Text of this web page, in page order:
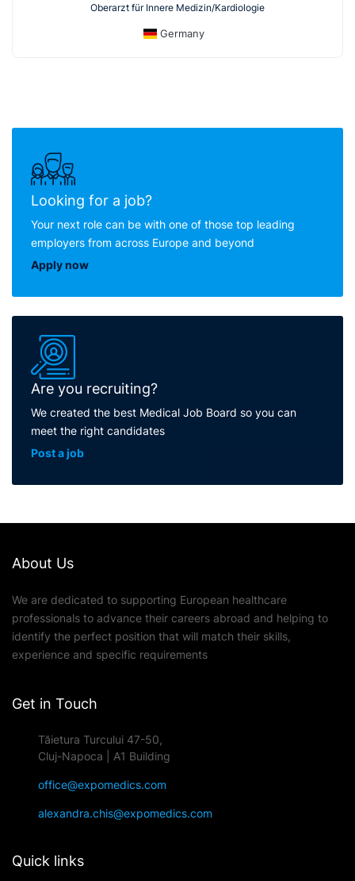
Oberarzt für Innere Medizin/Kardiologie
Germany
Looking for a job?
Your next role can be with one of those top leading
employers from across Europe and beyond
Apply now
Are you recruiting?
We created the best Medical Job Board so you can
meet the right candidates
Post a job
About Us
We are dedicated to supporting European healthcare
professionals to advance their careers abroad and helping to
identify the perfect position that will match their skills,
experience and specific requirements
Get in Touch
Tăietura Turcului 47-50,
Cluj-Napoca | A1 Building
office@expomedics.com
alexandra.chis@expomedics.com
Quick links